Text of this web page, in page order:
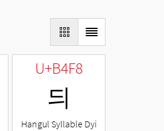
U+B4F8
듸
Hangul Syllable Dyi